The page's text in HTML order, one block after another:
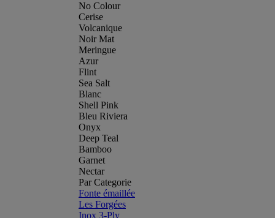
No Colour
Cerise
Volcanique
Noir Mat
Meringue
Azur
Flint
Sea Salt
Blanc
Shell Pink
Bleu Riviera
Onyx
Deep Teal
Bamboo
Garnet
Nectar
Par Categorie
Fonte émaillée
Les Forgées
Inox 3-Ply